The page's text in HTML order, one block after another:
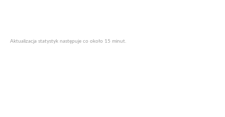
Aktualizacja statystyk następuje co około 15 minut.